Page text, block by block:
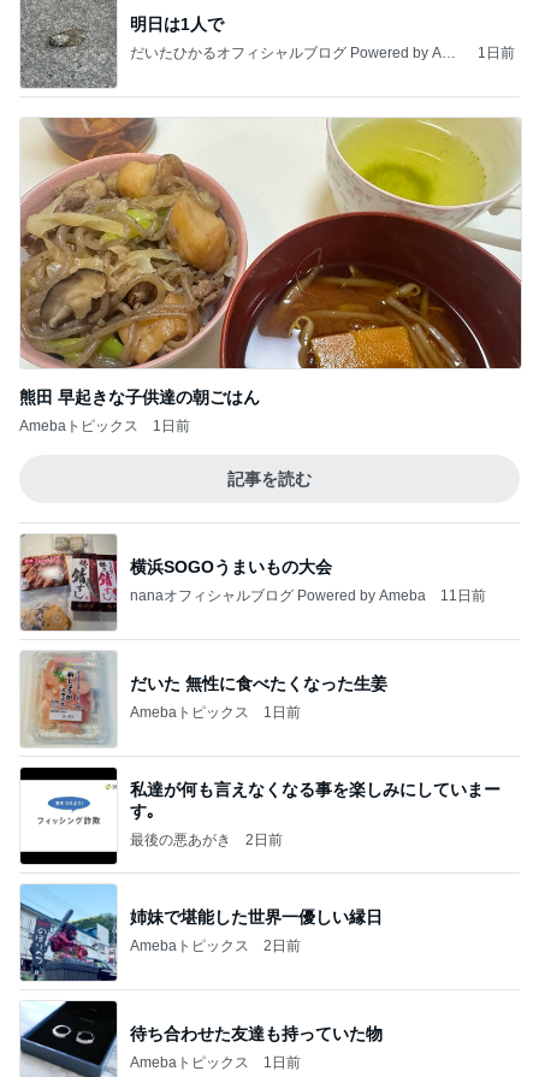
明日は1人で
だいたひかるオフィシャルブログ Powered by Ame
1日前
熊田 早起きな子供達の朝ごはん
Amebaトピックス 1日前
記事を読む
横浜SOGOうまいもの大会
nanaオフィシャルブログ Powered by Ameba 11日前
だいた 無性に食べたくなった生姜
Amebaトピックス 1日前
私達が何も言えなくなる事を楽しみにしていまー
す｡
最後の悪あがき 2日前
姉妹で堪能した世界一優しい縁日
Amebaトピックス 2日前
待ち合わせた友達も持っていた物
Amebaトピックス 1日前